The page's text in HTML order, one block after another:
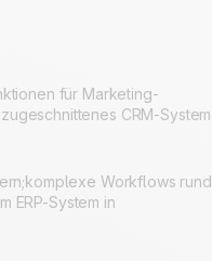
für Marketing-
CRM-System
Workflows rund
ERP-System in